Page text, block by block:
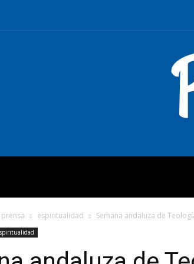
prensa espiritualidad Semana andaluza de